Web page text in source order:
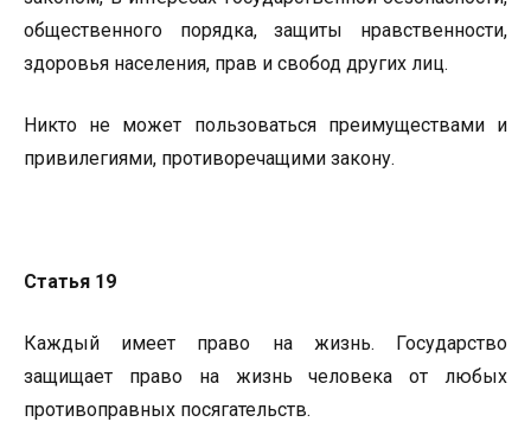
общественного порядка, защиты нравственности,
здоровья населения, прав и свобод других лиц.
Никто не может пользоваться преимуществами и
привилегиями, противоречащими закону.
Статья 19
Каждый имеет право на жизнь. Государство
защищает право на жизнь человека от любых
противоправных посягательств.